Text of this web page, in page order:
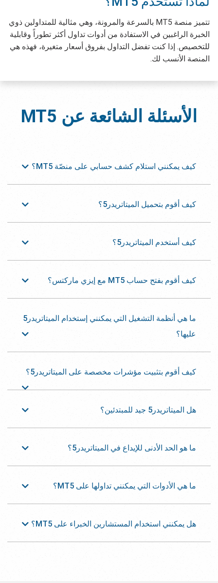
تتميز منصة MT5 بالسرعة والمرونة، وهي مثالية للمتداولين ذوي
الخبرة الراغبين في الاستفادة من أدوات تداول أكثر تطوراً وقابلية
للتخصيص. إذا كنت تفضل التداول بفروق أسعار متغيرة، فهذه هي
المنصة الأنسب لك.
الأسئلة الشائعة عن
كيف يمكنني استلام كشف حسابي على منصّة MT5؟
كيف أقوم بتحميل الميتاتريدر5؟
كيف أستخدم الميتاتريدر5؟
كيف أقوم بفتح حساب MT5 مع إيزي ماركتس؟
ما هي أنظمة التشغيل التي يمكنني إستخدام الميتاتريدر5
عليها؟
كيف أقوم بتثبيت مؤشرات مخصصة على الميتاتريدر5؟
هل الميتاتريدر5 جيد للمبتدئين؟
ما هو الحد الأدنى للإيداع في الميتاتريدر5؟
ما هي الأدوات التي يمكنني تداولها على MT5؟
هل يمكنني استخدام المستشارين الخبراء على MT5؟